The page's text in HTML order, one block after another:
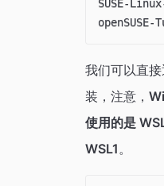
SUSE-
我们可以直
装，注意，
使用的是
WSL1。